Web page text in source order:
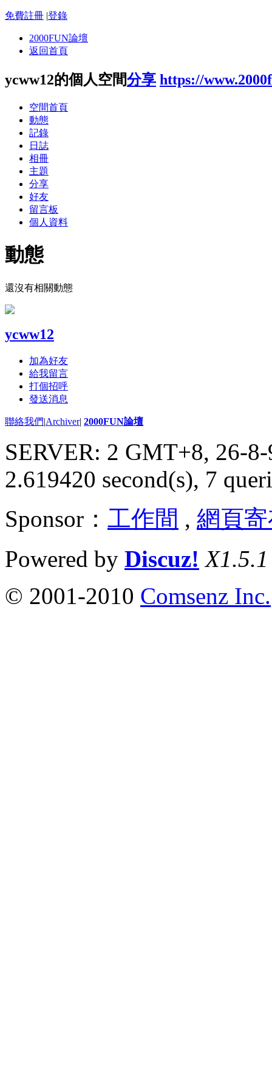
免費註冊 |登錄
2000FUN論壇
返回首頁
ycww12的個人空間分享 https://
空間首頁
動態
記錄
日誌
相冊
主題
分享
好友
留言板
個人資料
動態
還沒有相關動態
ycww12
加為好友
給我留言
打個招呼
發送消息
聯絡我們|Archiver| 2000FUN論壇
SERVER: 2 GMT+8, 26-
2.619420 second(s), 7
Sponsor： 工作間 , 網頁
Powered by Discuz! X1.5.1
© 2001-2010 Comsenz Inc.